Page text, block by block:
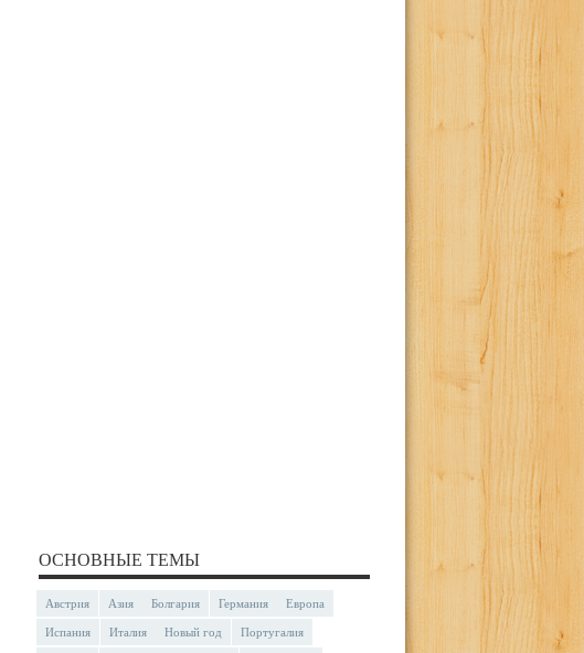
ОСНОВНЫЕ ТЕМЫ
Австрия Азия Болгария Германия Европа
Испания Италия Новый год Португалия